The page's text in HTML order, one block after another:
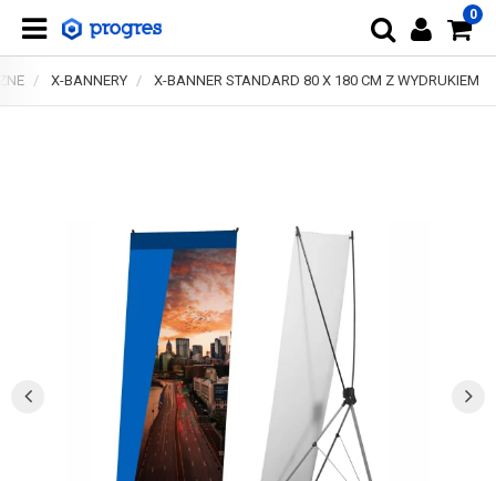
0
X-BANNERY X-BANNER STANDARD 80 X 180 CM Z WYDRUKIEM